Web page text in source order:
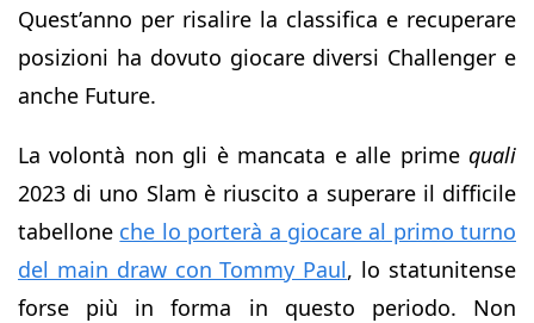
Quest’anno per risalire la classifica e recuperare
posizioni ha dovuto giocare diversi Challenger e
anche Future.
La volontà non gli è mancata e alle prime quali
2023 di uno Slam è riuscito a superare il difficile
tabellone che lo porterà a giocare al primo turno
del main draw con Tommy Paul, lo statunitense
forse più in forma in questo periodo. Non